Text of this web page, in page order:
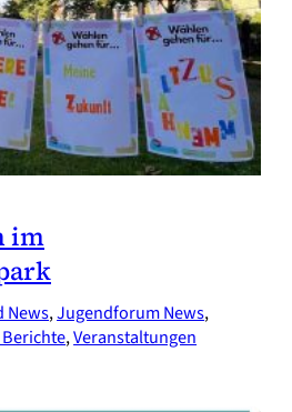
im
News, Jugendforum News
, Veranstaltungen